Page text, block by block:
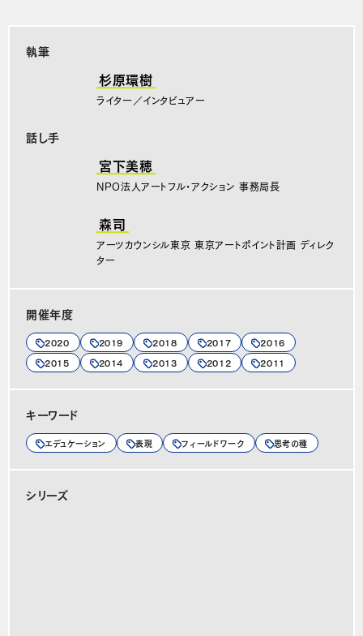
執筆
杉原環樹
ライター／インタビュアー
話し手
宮下美穂
NPO法人アートフル・アクション 事務局長
森司
アーツカウンシル東京 東京アートポイント計画 ディレク
ター
開催年度
2020 2019 2018 2017
2016
2015
2014 2013 2012 2011
キーワード
エデュケーション 表現 フィールドワーク 思考の種
シリーズ